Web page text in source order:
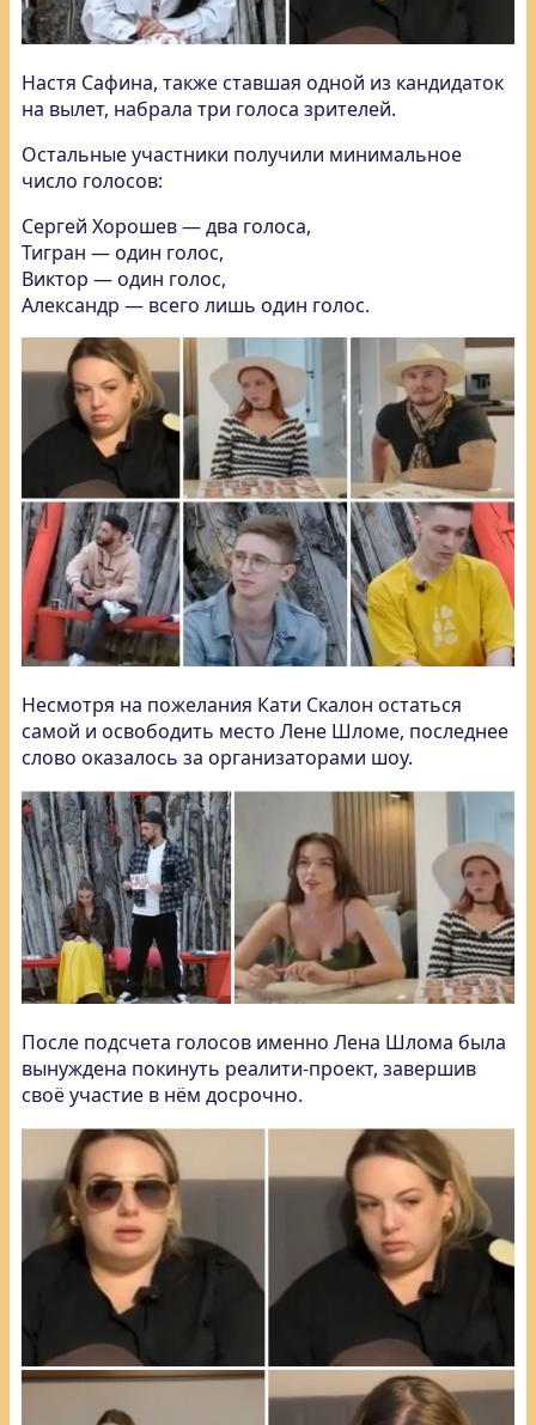
Настя Сафина, также ставшая одной из кандидаток
на вылет, набрала три голоса зрителей.
Остальные участники получили минимальное
число голосов:
Сергей Хорошев — два голоса,
Тигран — один голос,
Виктор — один голос,
Александр — всего лишь один голос.
Несмотря на пожелания Кати Скалон остаться
самой и освободить место Лене Шломе, последнее
слово оказалось за организаторами шоу.
После подсчета голосов именно Лена Шлома была
вынуждена покинуть реалити-проект, завершив
своё участие в нём досрочно.